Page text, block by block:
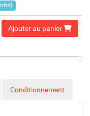
Ajouter au panier
Conditionnement